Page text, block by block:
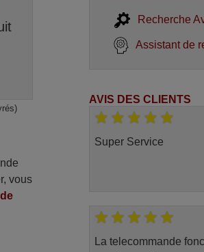
vous
Recherche
Assistant de
AVIS DES CLIENTS
Super Service
La telecommande